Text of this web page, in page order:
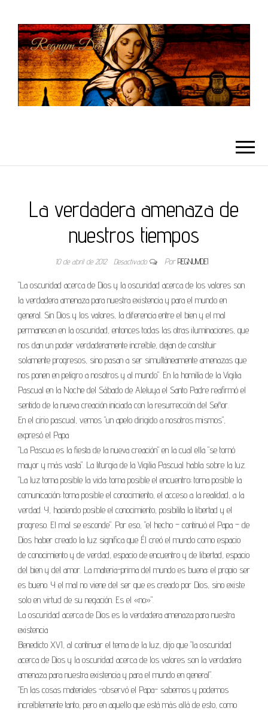
La verdadera amenaza de
nuestros tiempos
10 de abril de 2012 Desactivado Por REGNUMDEI
"La oscuridad acerca de Dios y la oscuridad acerca de los valores son
la verdadera amenaza para nuestra existencia y para el mundo en
general. Sin Dios y los valores, la diferencia entre el bien y el mal
permanecen en la oscuridad, entonces todas las otras iluminaciones, que
nos dan un poder verdaderamente increíble, dejan de constituir
solamente progresos, sino pasan a ser simultáneamente amenazas que
nos ponen en peligro a nosotros y al mundo". En la homilía de la Vigilia
Pascual en la Noche del Sábado de Aleluya el Santo Padre reafirmó el
sentido de la nueva creación iniciada con la resurrección del Señor.
En el cirio pascual, vemos "un apelo dirigido a nosotros mismos",
expresó el Papa
"La Pascua es la fiesta de la nueva creación" en la cual ella "se tornó
mayor y más vasta". La liturgia de la Vigilia Pascual habla sobre la luz.
"La luz torna posible la vida; torna posible el encuentro; torna posible la
comunicación; torna posible el conocimiento, el acceso a la realidad, a la
verdad. Y, haciendo posible el conocimiento, posibilita la libertad y el
progreso. El mal se esconde". Por eso, "el hecho – continuó el Papa – de
Dios haber creado la luz significa que Él creó el mundo como espacio
de conocimiento y de verdad, espacio de encuentro y de libertad, espacio
del bien y del amor. La materia-prima del mundo es buena; el propio ser
es bueno. Y el mal no viene del ser que es creado por Dios, sino existe
solo en virtud de su negación. Es el «no»".
La oscuridad acerca de Dios es la verdadera amenaza para nuestra
existencia
Benedicto XVI, al continuar el tema de la luz, dijo que "la oscuridad
acerca de Dios y la oscuridad acerca de los valores son la verdadera
amenaza para nuestra existencia y para el mundo en general".
"En las cosas materiales -observó el Papa- sabemos y podemos
increíblemente tanto, pero en aquello que está más allá de esto, como